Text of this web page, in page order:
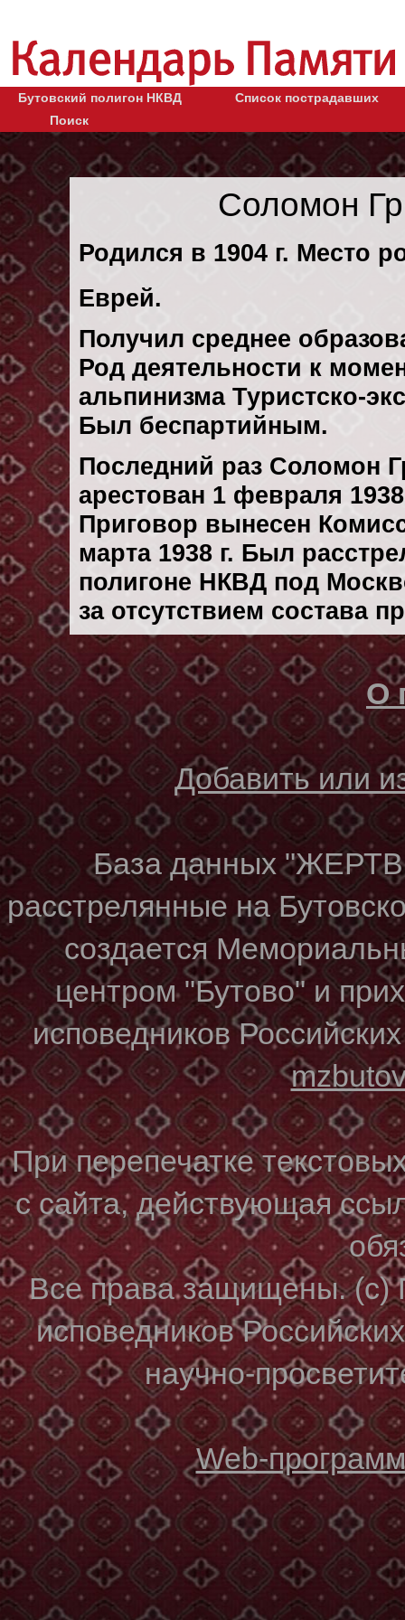
Бутовский полигон НКВД
Список пострадавших
Поиск
Соломон
Родился в 1904 г. Место
Еврей.
Получил среднее
Род деятельности к
альпинизма Туристско-
Был беспартийным.
Последний раз Соломон
арестован 1 февраля 1938
Приговор вынесен
марта 1938 г. Был
полигоне НКВД под
за отсутствием состава
О
Добавить или
База данных
расстрелянные на
создается
центром "Бутово" и
исповедников
При перепечатке
с сайта, действующая
Все права защищены. (с)
исповедников
научно-
Web-